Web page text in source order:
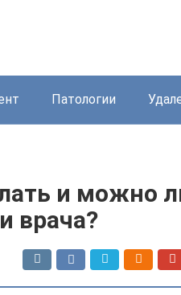
Патологии
и можно
врача?